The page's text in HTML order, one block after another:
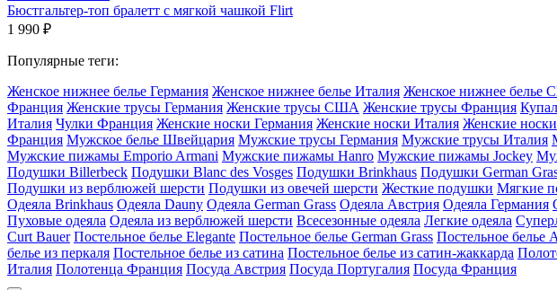
Бюстгальтер-топ бралетт с мягкой чашкой Flirt
1 990 ₽
Популярные теги:
Женское нижнее белье Германия Женское нижнее белье Италия Женское нижнее белье
Франция Женские трусы Германия Женские трусы США Женские трусы Франция
Италия Чулки Франция Женские носки Германия Женские носки Италия Женские
Франция Мужское белье Швейцария Мужские трусы Германия Мужские трусы Италия
Мужские пижамы Emporio Armani Мужские пижамы Hanro Мужские пижамы Jockey
Подушки Billerbeck Подушки Blanc des Vosges Подушки Brinkhaus Подушки German
Подушки из верблюжей шерсти Подушки из овечей шерсти Жесткие подушки Мягкие
Одеяла Brinkhaus Одеяла Dauny Одеяла German Grass Одеяла Австрия Одеяла Германия
Пуховые одеяла Одеяла из верблюжей шерсти Всесезонные одеяла Легкие одеяла
Curt Bauer Постельное белье Elegante Постельное белье German Grass Постельное белье
белье из перкаля Постельное белье из сатина Постельное белье из сатин-жаккарда
Италия Полотенца Франция Посуда Австрия Посуда Португалия Посуда Франция